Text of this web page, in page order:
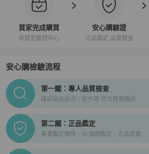
買家完成購買
收貨至驗證中心
安心購驗證
正品鑑定 品質檢查
安心購檢驗流程
PopChill拍拍圈正品驗證、安心購檢驗流
第一關：專人品質檢查
確認商品狀況、配件等 符合頁面描述
第二關：正品鑑定
專業鑑定團隊、AI 儀器鑑定、正品證書